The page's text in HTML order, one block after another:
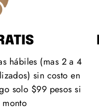
hábiles (mas 2 a 4
sin costo en
solo $99 pesos si
monto